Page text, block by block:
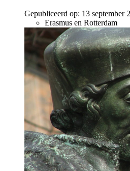
Gepubliceerd op: 13 september
Erasmus en Rotterdam